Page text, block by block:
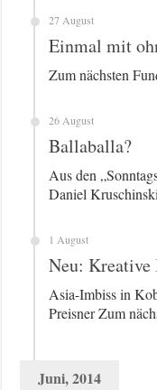
27 August
Einmal mit
Zum nächsten
26 August
Ballaballa?
Aus den
Daniel
1 August
Neu: Kreative
Asia-Imbiss in
Preisner Zum
Juni, 2014